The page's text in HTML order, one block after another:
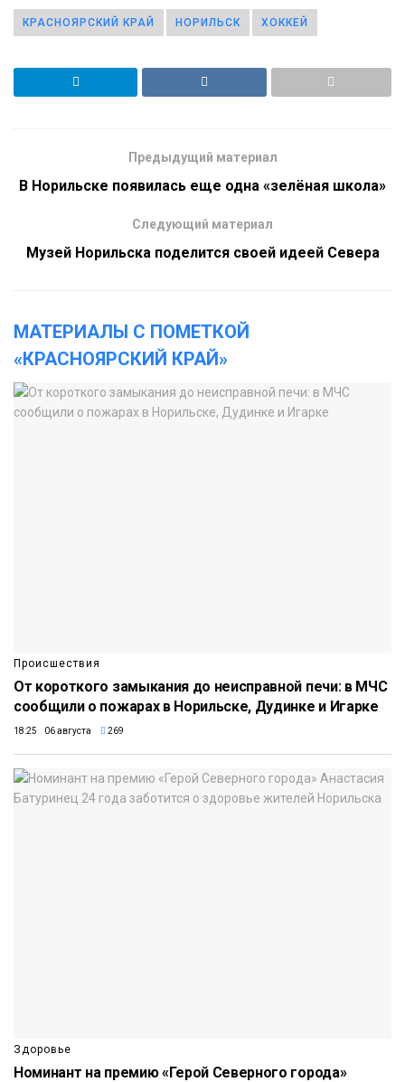
КРАСНОЯРСКИЙ КРАЙ НОРИЛЬСК ХОККЕЙ
Предыдущий материал
В Норильске появилась еще одна «зелёная школа»
Следующий материал
Музей Норильска поделится своей идеей Севера
МАТЕРИАЛЫ С ПОМЕТКОЙ
«КРАСНОЯРСКИЙ КРАЙ»
Происшествия
От короткого замыкания до неисправной печи: в МЧС
сообщили о пожарах в Норильске, Дудинке и Игарке
18:25 06 августа 269
Здоровье
Номинант на премию «Герой Северного города»